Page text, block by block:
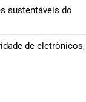
sustentáveis do
de eletrônicos,